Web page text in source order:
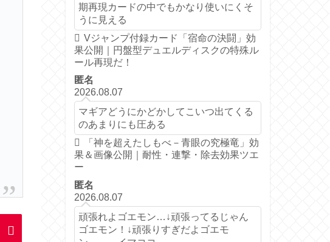
期再現カードの中でもかなり使いにくそ
うに見える
Vジャンプ付録カード「宿命の決闘」効
果公開｜円盤型デュエルディスクの特殊ル
ール再現だ！
匿名
2026.08.07
マギアどうにかどかしてこいつ出てくる
のあまりにも圧ある
「神を超えたしもべ－青眼の究極竜」効
果＆画像公開｜耐性・連撃・除去効果ツエ
ー
匿名
2026.08.07
頑張れよゴエモン…↓頑張ってるじゃん
ゴエモン！↓頑張りすぎだよゴエモ